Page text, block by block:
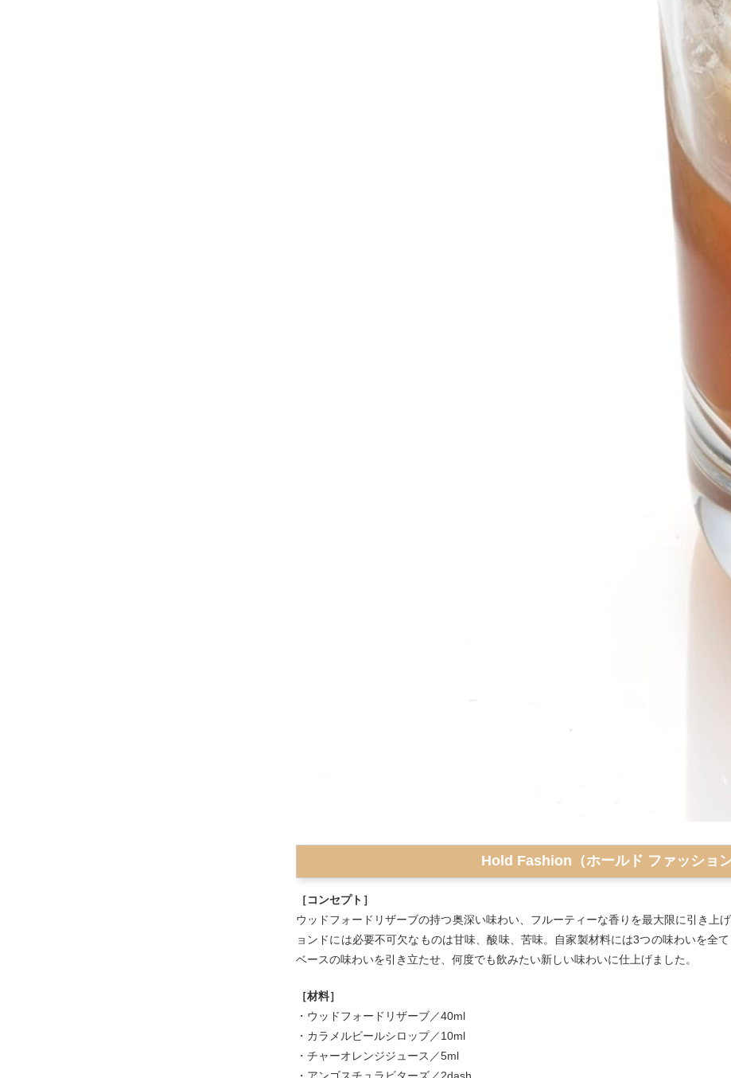
Hold Fashion（ホールド ファッション
［コンセプト］
ウッドフォードリザーブの持つ奥深い味わい、フルーティーな香りを最大限に引き上
ョンドには必要不可欠なものは甘味、酸味、苦味。自家製材料には3つの味わいを全
ベースの味わいを引き立たせ、何度でも飲みたい新しい味わいに仕上げました。
［材料］
・ウッドフォードリザーブ／40ml
・カラメルビールシロップ／10ml
・チャーオレンジジュース／5ml